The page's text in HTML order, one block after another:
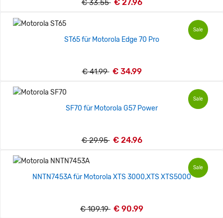
€ 33.55 € 27.96
Sale
ST65 für Motorola Edge 70 Pro
€ 41.99 € 34.99
Sale
SF70 für Motorola G57 Power
€ 29.95 € 24.96
Sale
NNTN7453A für Motorola XTS 3000,XTS XTS5000
€ 109.19 € 90.99